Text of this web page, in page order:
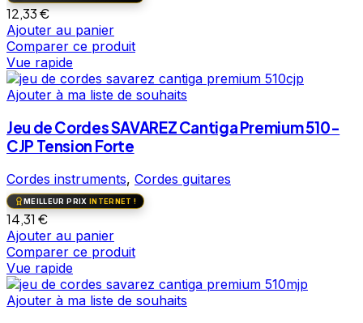
12,33€
Ajouter au panier
Comparer ce produit
Vue rapide
Ajouter à ma liste de souhaits
Jeu de Cordes SAVAREZ Cantiga Premium 510-
CJP Tension Forte
Cordes instruments, Cordes guitares
MEILLEUR PRIX INTERNET !
14,31€
Ajouter au panier
Comparer ce produit
Vue rapide
Ajouter à ma liste de souhaits